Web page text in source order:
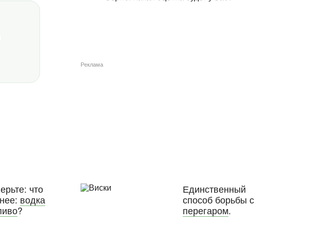
Реклама
что
водка
?
Единственный
способ борьбы с
перегаром.